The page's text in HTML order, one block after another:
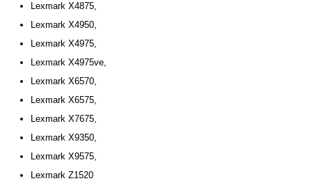
Lexmark X4875,
Lexmark X4950,
Lexmark X4975,
Lexmark X4975ve,
Lexmark X6570,
Lexmark X6575,
Lexmark X7675,
Lexmark X9350,
Lexmark X9575,
Lexmark Z1520